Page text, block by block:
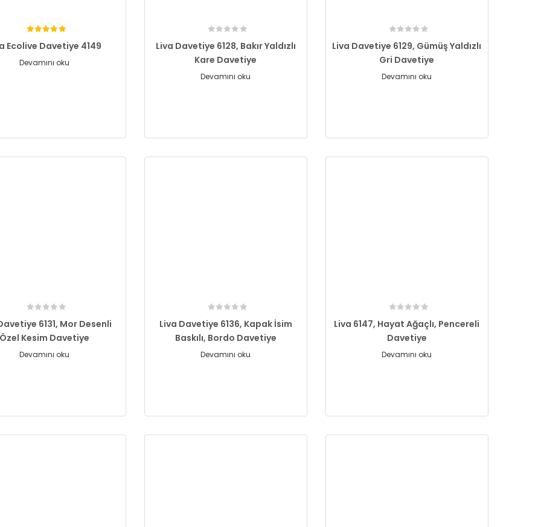
Ecolive Davetiye 4149
Devamını oku
Liva Davetiye 6128, Bakır Yaldızlı
Kare Davetiye
Devamını oku
Liva Davetiye 6129, Gümüş Yaldızlı
Gri Davetiye
Devamını oku
6131, Mor Desenli
Özel Kesim Davetiye
Devamını oku
Liva Davetiye 6136, Kapak İsim
Baskılı, Bordo Davetiye
Devamını oku
Liva 6147, Hayat Ağaçlı, Pencereli
Davetiye
Devamını oku